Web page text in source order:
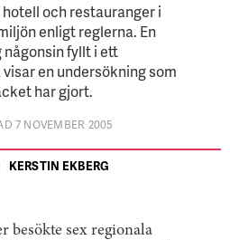
och restauranger i
enligt reglerna. En
fyllt i ett
en undersökning som
har gjort.
7 NOVEMBER 2005
KERSTIN EKBERG
besökte sex regionala